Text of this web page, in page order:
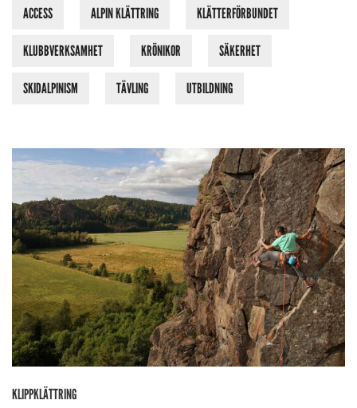
ACCESS ALPIN KLÄTTRING KLÄTTERFÖRBUNDET
KLUBBVERKSAMHET KRÖNIKOR SÄKERHET
SKIDALPINISM TÄVLING UTBILDNING
KLIPPKLÄTTRING